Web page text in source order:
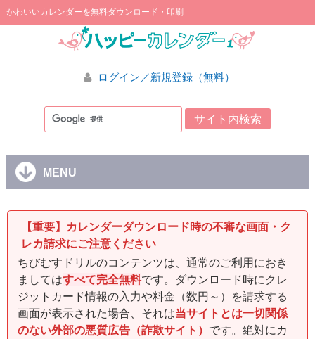
かわいいカレンダーを無料ダウンロード・印刷
ログイン／新規登録（無料）
MENU
【重要】カレンダーダウンロード時の不審な画面・ク
レカ請求にご注意ください
ちびむすドリルのコンテンツは、通常のご利用におき
ましてはすべて完全無料です。ダウンロード時にクレ
ジットカード情報の入力や料金（数円～）を請求する
画面が表示された場合、それは当サイトとは一切関係
のない外部の悪質広告（詐欺サイト） です。絶対にカ